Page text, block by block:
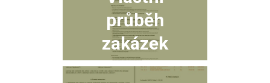
průběh
zakázek